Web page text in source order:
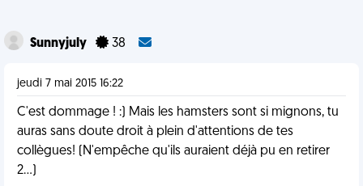
Sunnyjuly 38
jeudi 7 mai 2015 16:22
C'est dommage ! :) Mais les hamsters sont si mignons, tu
auras sans doute droit à plein d'attentions de tes
collègues! (N'empêche qu'ils auraient déjà pu en retirer
2...)